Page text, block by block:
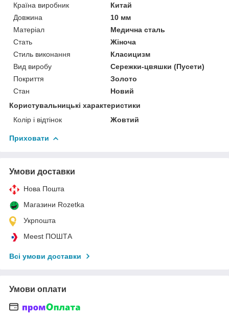
Країна виробник
Китай
Довжина
10 мм
Матеріал
Медична сталь
Стать
Жіноча
Стиль виконання
Класицизм
Вид виробу
Сережки-цвяшки (Пусети)
Покриття
Золото
Стан
Новий
Користувальницькі характеристики
Колір і відтінок
Жовтий
Приховати
Умови доставки
Нова Пошта
Магазини Rozetka
Укрпошта
Meest ПОШТА
Всі умови доставки
Умови оплати